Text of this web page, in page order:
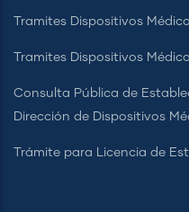
Tramites Dispositivos
Tramites Dispositivos
Consulta Pública de
Dirección de Dispositivos
Trámite para Licencia de